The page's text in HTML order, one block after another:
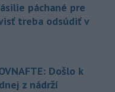
páchané pre
treba odsúdiť v
Došlo k
z nádrží